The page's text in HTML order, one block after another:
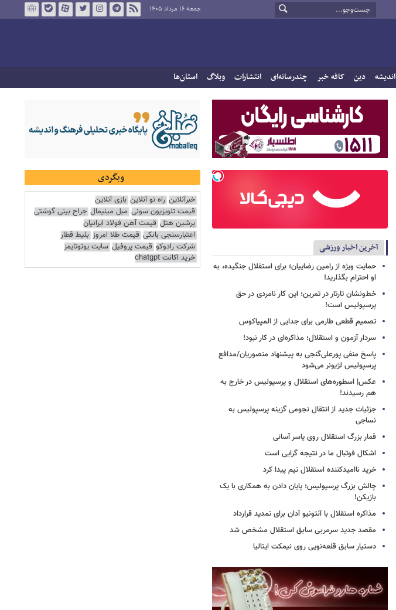
جمعه ۱۶ مرداد ۱۴۰۵
اندیشه دین کافه خبر چندرسانه‌ای انتشارات وبلاگ استان‌ها
آخرین اخبار ورزشی
حمایت ویژه از رامین رضاییان؛ برای استقلال جنگیده، به
او احترام بگذارید!
خط‌ونشان تارتار در تمرین؛ این کار نامردی در حق
پرسپولیس است!
تصمیم قطعی طارمی برای جدایی از المپیاکوس
سردار آزمون و استقلال؛ مذاکره‌ای در کار نبود!
پاسخ منفی پورعلی‌گنجی به پیشنهاد منصوریان/مدافع
پرسپولیس لژیونر می‌شود
عکس| اسطوره‌های استقلال و پرسپولیس در خارج به
هم رسیدند!
جزئیات جدید از انتقال نجومی گزینه پرسپولیس به
نساجی
قمار بزرگ استقلال روی یاسر آسانی
اشکال فوتبال ما در نتیجه گرایی است
خرید ناامیدکننده استقلال تیم پیدا کرد
چالش بزرگ پرسپولیس؛ پایان دادن به همکاری با یک
بازیکن!
مذاکره استقلال با آنتونیو آدان برای تمدید قرارداد
مقصد جدید سرمربی سابق استقلال مشخص شد
دستیار سابق قلعه‌نویی روی نیمکت ایتالیا
وبگردی
خبرآنلاین راه نو آنلاین بازی آنلاین
قیمت تلویزیون سونی مبل مینیمال جراح بینی گوشتی
پرشین هتل قیمت آهن فولاد ایرانیان
اعتبارسنجی بانکی قیمت طلا امروز بلیط قطار
شرکت رادوکو قیمت پروفیل سایت یوتوتایمز
خرید اکانت chatgpt